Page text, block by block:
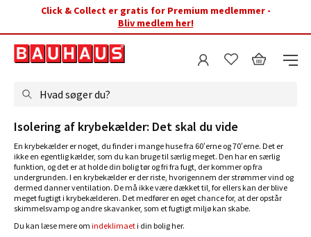
Click & Collect er gratis for Premium medlemmer -
Bliv medlem her!
Hvad søger du?
Isolering af krybekælder: Det skal du vide
En krybekælder er noget, du finder i mange huse fra 60’erne og 70’erne. Det er
ikke en egentlig kælder, som du kan bruge til særlig meget. Den har en særlig
funktion, og det er at holde din bolig tør og fri fra fugt, der kommer op fra
undergrunden. I en krybekælder er der riste, hvorigennem der strømmer vind og
dermed danner ventilation. De må ikke være dækket til, for ellers kan der blive
meget fugtigt i krybekælderen. Det medfører en øget chance for, at der opstår
skimmelsvamp og andre skavanker, som et fugtigt miljø kan skabe.
Du kan læse mere om indeklimaet i din bolig her.